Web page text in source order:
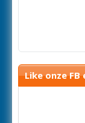
Like onze